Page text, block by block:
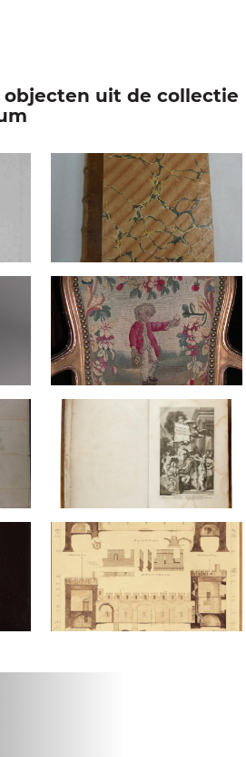
uit de collectie